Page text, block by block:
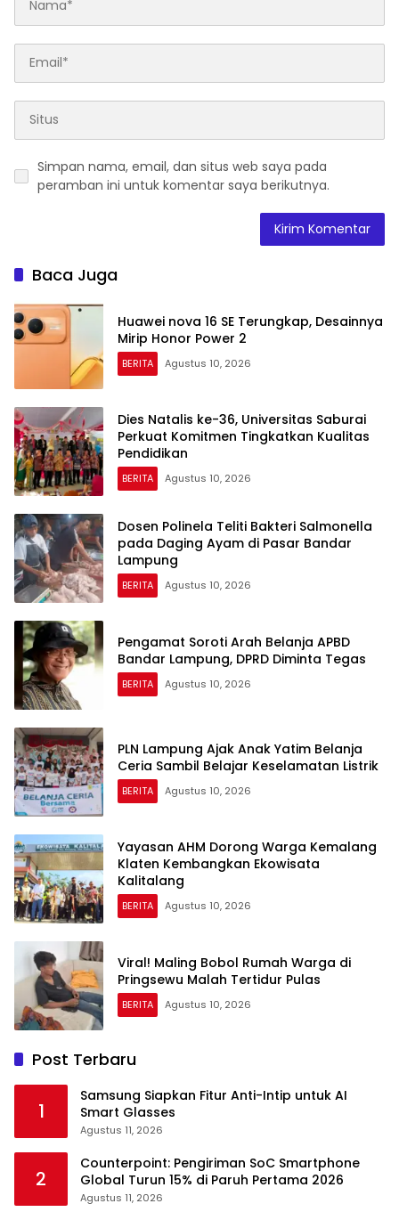
Simpan nama, email, dan situs web saya pada
peramban ini untuk komentar saya berikutnya.
Baca Juga
Huawei nova 16 SE Terungkap, Desainnya
Mirip Honor Power 2
BERITA Agustus 10, 2026
Dies Natalis ke-36, Universitas Saburai
Perkuat Komitmen Tingkatkan Kualitas
Pendidikan
BERITA Agustus 10, 2026
Dosen Polinela Teliti Bakteri Salmonella
pada Daging Ayam di Pasar Bandar
Lampung
BERITA Agustus 10, 2026
Pengamat Soroti Arah Belanja APBD
Bandar Lampung, DPRD Diminta Tegas
BERITA Agustus 10, 2026
PLN Lampung Ajak Anak Yatim Belanja
Ceria Sambil Belajar Keselamatan Listrik
BERITA Agustus 10, 2026
Yayasan AHM Dorong Warga Kemalang
Klaten Kembangkan Ekowisata
Kalitalang
BERITA Agustus 10, 2026
Viral! Maling Bobol Rumah Warga di
Pringsewu Malah Tertidur Pulas
BERITA Agustus 10, 2026
Post Terbaru
1
Samsung Siapkan Fitur Anti-Intip untuk AI
Smart Glasses
Agustus 11, 2026
2
Counterpoint: Pengiriman SoC Smartphone
Global Turun 15% di Paruh Pertama 2026
Agustus 11, 2026